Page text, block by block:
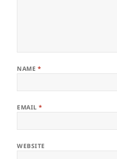
NAME *
EMAIL*
WEBSITE